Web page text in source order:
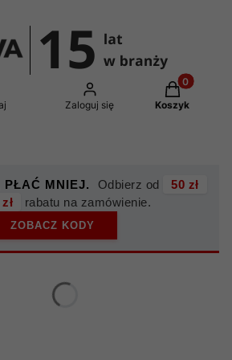
wyszukiwarkę
Zaloguj się
Produkty
Koszyk
PŁAĆ MNIEJ. Odbierz od
50 zł
rabatu na zamówienie.
ZOBACZ KODY